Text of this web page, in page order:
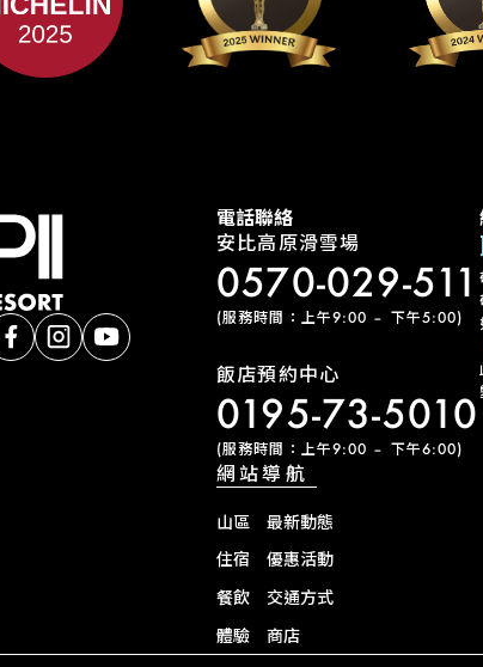
電話聯絡
安比高原滑雪場
0570-029-511
(服務時間：上午9:00 – 下午5:00)
飯店預約中心
0195-73-5010
(服務時間：上午9:00 – 下午6:00)
網站導航
山區
住宿
餐飲
體驗
最新動態
優惠活動
交通方式
商店